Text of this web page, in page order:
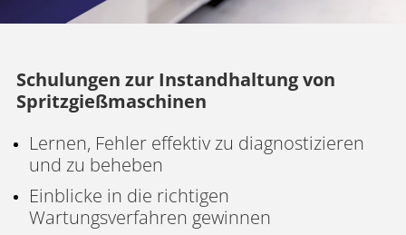
Schulungen zur Instandhaltung von
Spritzgießmaschinen
Lernen, Fehler effektiv zu diagnostizieren
und zu beheben
Einblicke in die richtigen
Wartungsverfahren gewinnen